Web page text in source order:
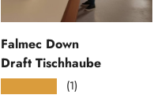
Falmec Down
Draft Tischhaube
(1)